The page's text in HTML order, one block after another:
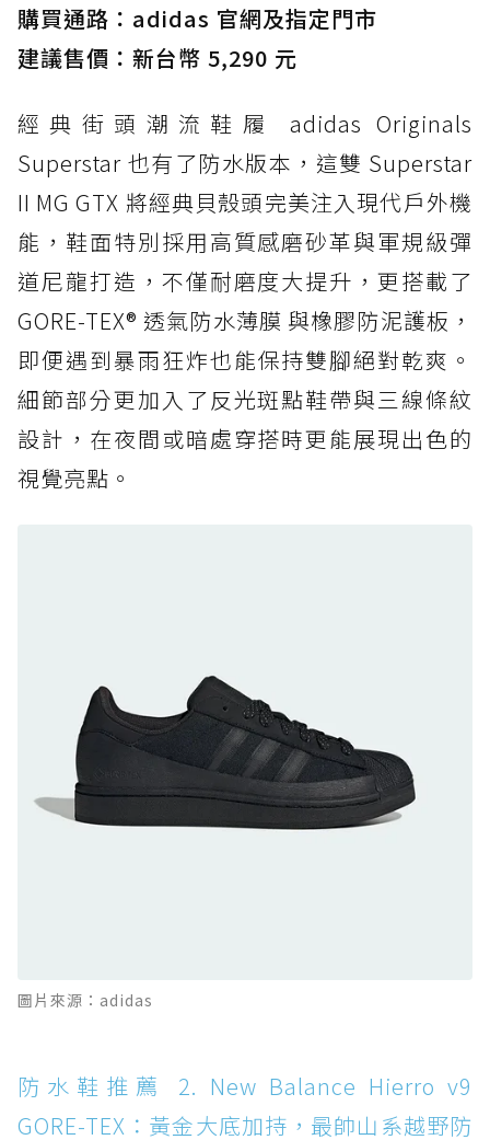
防水鞋推薦 3. Nike Dunk Low GORE-TEX：
經典 Dunk 輪廓加上防水科技，雨天穿搭帥度不
打折
防水鞋推薦 4. ASICS TRABUCO 14 GTX：搭
載 GORE-TEX 隱形貼合科技，全方位防水神鞋
防水鞋推薦 5. Salomon XT-6 GORE-TEX：潮
人必備山系鞋王！防滑、防水與街頭顏值一次攻
頂
防水鞋推薦 6. HOKA Stinson Evo GTX：越野
復刻厚底，GORE-TEX 防水與增高神器一次滿
黃靴同級頂級防水，輕量化工裝健走鞋雨天必備
防水鞋推薦 7. Timberland Motion Access：
黃靴同級頂級防水，輕量化工裝健走鞋雨天必備
防水鞋推薦 10. PUMA Voyage NITRO™ 4
GORE-TEX：氮氣中底注入，回彈與防滑兼具的
全天候越野跑鞋
防水鞋推薦 11. On Cloudhorizon 2 WP：腳
感軟彈、搭載 Missiongrip™ 的防水輕越野鞋
Boot：馬汀首款雨靴登場，經典八孔加上全防
防水鞋推薦 14. SKECHERS BADGER
WATERPROOF：一踩即穿懶人神器！搭載固特
異大底與全防水厚底健走鞋
購買通路：adidas 官網及指定門市
建議售價：新台幣 5,290 元
經典街頭潮流鞋履 adidas Originals
Superstar 也有了防水版本，這雙 Superstar
II MG GTX 將經典貝殼頭完美注入現代戶外機
能，鞋面特別採用高質感磨砂革與軍規級彈
道尼龍打造，不僅耐磨度大提升，更搭載了
GORE-TEX® 透氣防水薄膜 與橡膠防泥護板，
即便遇到暴雨狂炸也能保持雙腳絕對乾爽。
細節部分更加入了反光斑點鞋帶與三線條紋
設計，在夜間或暗處穿搭時更能展現出色的
視覺亮點。
圖片來源：adidas
防水鞋推薦 2. New Balance Hierro v9
GORE-TEX：黃金大底加持，最帥山系越野防